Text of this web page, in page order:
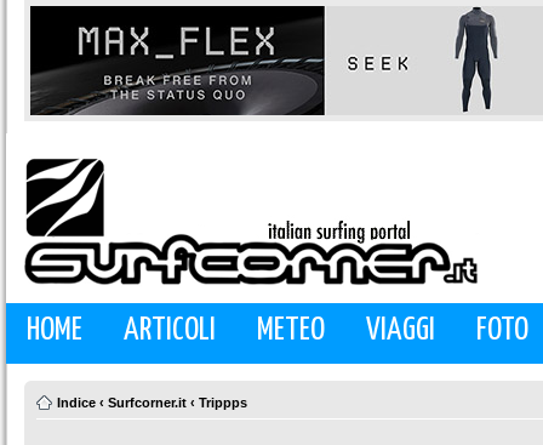
HOME ARTICOLI METEO VIAGGI FOTO
Indice ‹ Surfcorner.it ‹ Trippps